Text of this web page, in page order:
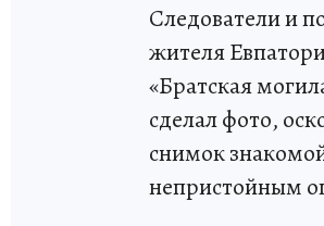
Следователи и
жителя
«Братская
сделал фото,
снимок
непристойным